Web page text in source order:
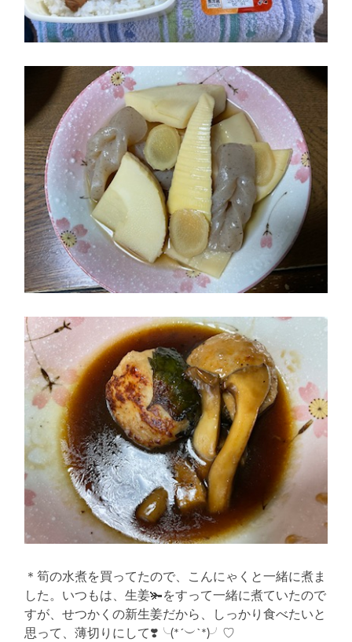
＊筍の水煮を買ってたので、こんにゃくと一緒に煮ま
した。いつもは、生姜🫚をすって一緒に煮ていたので
すが、せつかくの新生姜だから、しっかり食べたいと
思って、薄切りにして❣️╰(*´︶`*)╯♡